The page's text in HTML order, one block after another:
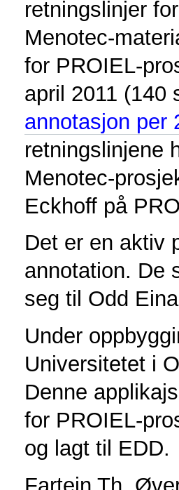
retningslinjer
Menotec-
for PROIEL-
april 2011 (140
annotasjon per
retningslinjene
Menotec-
Eckhoff på
Det er en aktiv
annotation. De
seg til Odd
Under
Universitetet i
Denne
for PROIEL-
og lagt til EDD.